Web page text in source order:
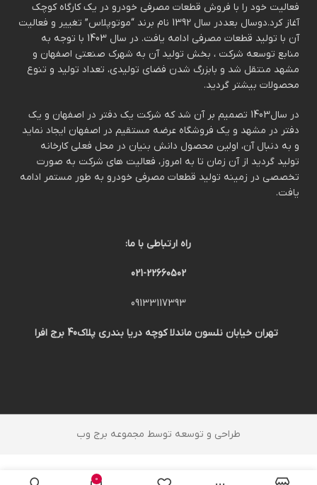
فعالیت خود را با فروش قطعات مصرفی خودرو در یک کارگاه کوچک
آغاز کرد.دوسال بعددر سال 1392 نام برند “موتوپلاس” تغییر و فعالیت
آن با تولید قطعات مصرفی ادامه یافت. در سال 1403 با توجه به
منابع توسعه شرکت ، بخش تولید آن به شهرک صنعتی اصفهان و
مشهد منتقل شد و بابزرگ شدن فضای تولیدی، تعداد تولید و تنوع
محصولات بیشتر گردید.
در سال1403 تصمیم بر آن شد که شرکت یک دفتر در اصفهان و یک
دفتر در مشهد و یک فروشگاه عرضه مستقیم در اصفهان ایجاد نماید
و به دنبال آن، اولین محصول دانش بنیان در محل فعلی کارخانه
تولید گردید از آن زمان تا به امروز، فعالیت های شرکت به صورت
تخصصی در زمینه تولید قطعات مصرفی خودرو به طور مستمر ادامه
یافت.
راه ارتباطی با ما:
021-22660502
09133117393
تهران خیابان نلسون ماندلا کوچه دریا بندری پلاک40 برج افرا
طراحی و توسعه توسط مجموعه برج وب
0